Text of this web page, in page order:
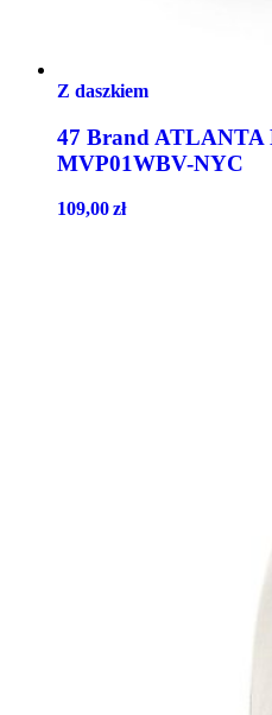
Z daszkiem
47 Brand ATLANTA
MVP01WBV-NYC
109,00zł